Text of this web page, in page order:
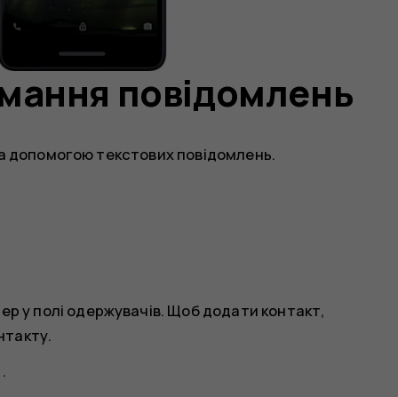
повідомлень
допомогою текстових повідомлень.
у полі одержувачів. Щоб додати контакт,
.